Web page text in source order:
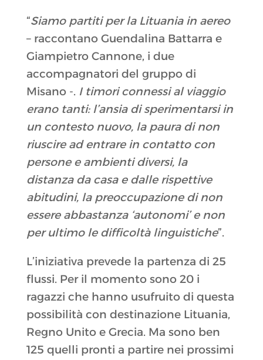
“Siamo partiti per la Lituania in aereo
– raccontano Guendalina Battarra e
Giampietro Cannone, i due
accompagnatori del gruppo di
Misano -. I timori connessi al viaggio
erano tanti: l’ansia di sperimentarsi in
un contesto nuovo, la paura di non
riuscire ad entrare in contatto con
persone e ambienti diversi, la
distanza da casa e dalle rispettive
abitudini, la preoccupazione di non
essere abbastanza ‘autonomi’ e non
per ultimo le difficoltà linguistiche”.
L’iniziativa prevede la partenza di 25
flussi. Per il momento sono 20 i
ragazzi che hanno usufruito di questa
possibilità con destinazione Lituania,
Regno Unito e Grecia. Ma sono ben
125 quelli pronti a partire nei prossimi